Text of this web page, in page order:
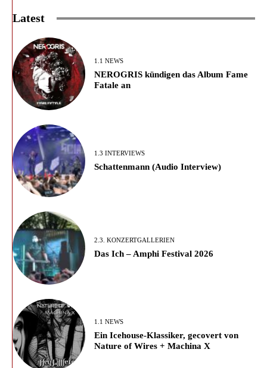
Latest
1.1 NEWS
NEROGRIS kündigen das Album Fame
Fatale an
1.3 INTERVIEWS
Schattenmann (Audio Interview)
2.3. KONZERTGALLERIEN
Das Ich – Amphi Festival 2026
1.1 NEWS
Ein Icehouse-Klassiker, gecovert von
Nature of Wires + Machina X